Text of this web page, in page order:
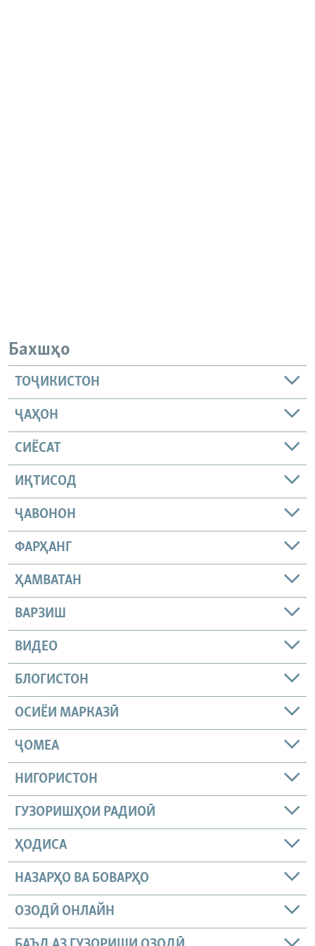
Бахшҳо
ТОҶИКИСТОН
ҶАҲОН
СИЁСАТ
ИҚТИСОД
ҶАВОНОН
ФАРҲАНГ
ҲАМВАТАН
ВАРЗИШ
ВИДЕО
БЛОГИСТОН
ОСИЁИ МАРКАЗӢ
ҶОМEА
НИГОРИСТОН
ГУЗОРИШҲОИ РАДИОӢ
ҲОДИСА
НАЗАРҲО ВА БОВАРҲО
ОЗОДӢ ОНЛАЙН